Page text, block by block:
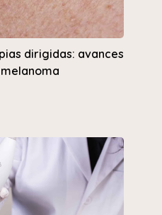
dirigidas: avances